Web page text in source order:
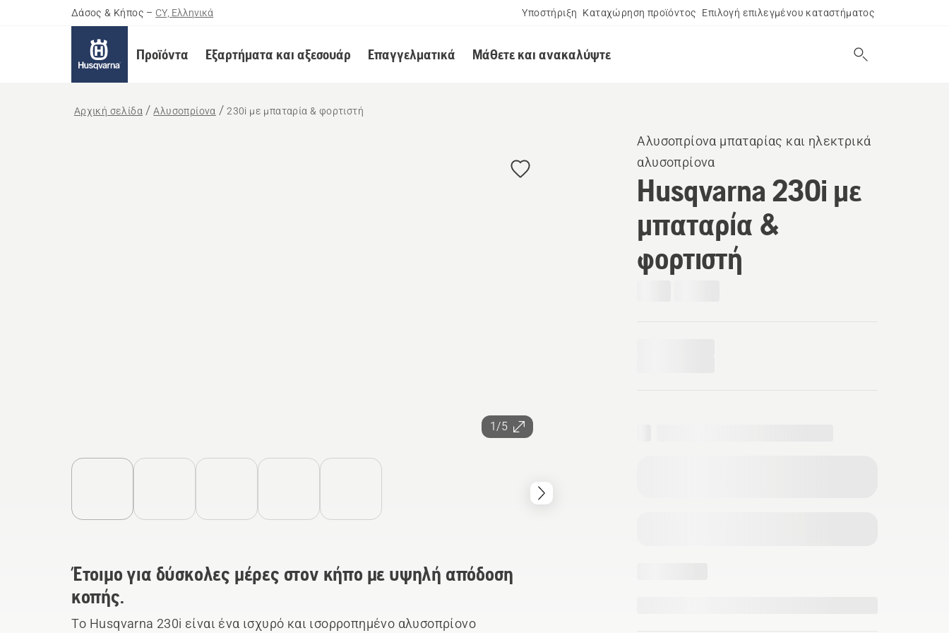
Δάσος & Κήπος – CY, Ελληνικά Υποστήριξη Καταχώρηση προϊόντος Επιλογή επιλεγμένου καταστήματος
Προϊόντα Εξαρτήματα και αξεσουάρ Επαγγελματικά Μάθετε και ανακαλύψτε
Αρχική σελίδα Αλυσοπρίονα 230i με μπαταρία & φορτιστή
1/5
Αλυσοπρίονα μπαταρίας και ηλεκτρικά
αλυσοπρίονα
Husqvarna 230i με
μπαταρία &
φορτιστή
Έτοιμο για δύσκολες μέρες στον κήπο με υψηλή απόδοση
κοπής.
Το Husqvarna 230i είναι ένα ισχυρό και ισορροπημένο αλυσοπρίονο